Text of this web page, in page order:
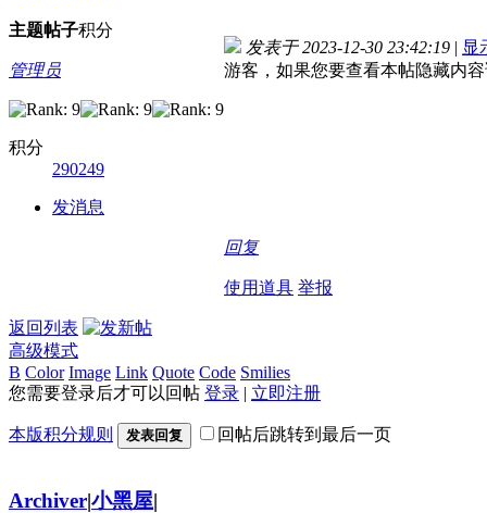
主题帖子积分
管理员
积分
290249
发消息
发表于 2023-12-30 23:42:19 | 显
游客，如果您要查看本帖隐藏内
回复
使用道具 举报
返回列表
高级模式
B Color Image Link Quote Code Smilies
您需要登录后才可以回帖 登录 | 立即注册
本版积分规则 发表回复 回帖后跳转到最后一页
Archiver|小黑屋|